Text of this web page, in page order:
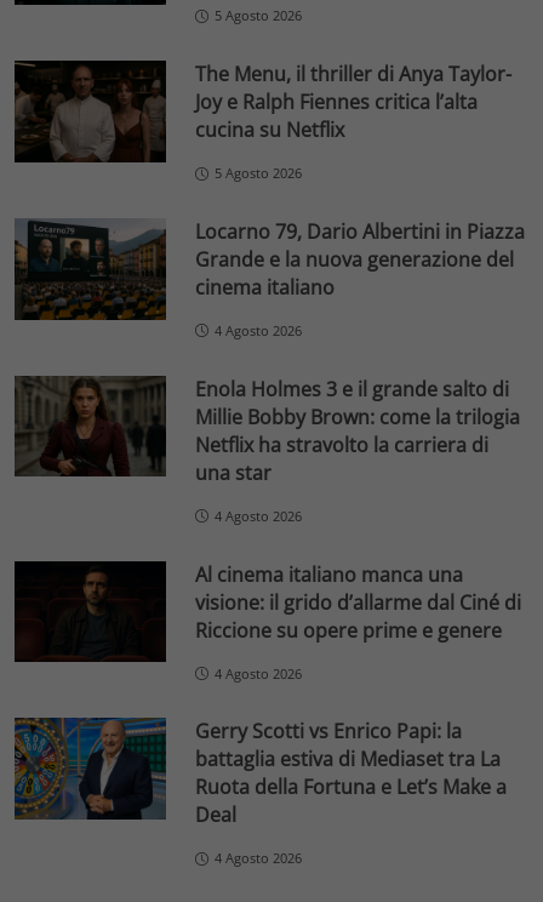
5 Agosto 2026
The Menu, il thriller di Anya Taylor-
Joy e Ralph Fiennes critica l’alta
cucina su Netflix
5 Agosto 2026
Locarno 79, Dario Albertini in Piazza
Grande e la nuova generazione del
cinema italiano
4 Agosto 2026
Enola Holmes 3 e il grande salto di
Millie Bobby Brown: come la trilogia
Netflix ha stravolto la carriera di
una star
4 Agosto 2026
Al cinema italiano manca una
visione: il grido d’allarme dal Ciné di
Riccione su opere prime e genere
4 Agosto 2026
Gerry Scotti vs Enrico Papi: la
battaglia estiva di Mediaset tra La
Ruota della Fortuna e Let’s Make a
Deal
4 Agosto 2026